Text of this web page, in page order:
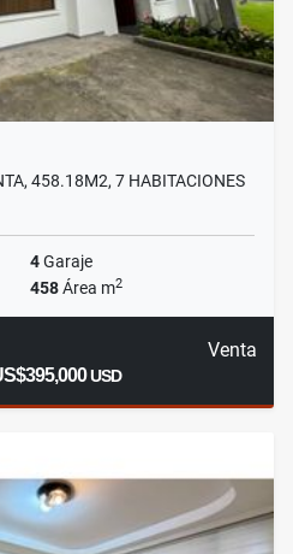
458.18M2, 7 HABITACIONES
4Garaje
458Área m2
Venta
USD